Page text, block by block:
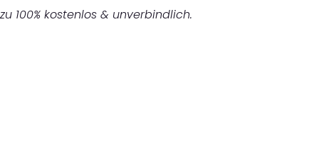
100% kostenlos & unverbindlich.